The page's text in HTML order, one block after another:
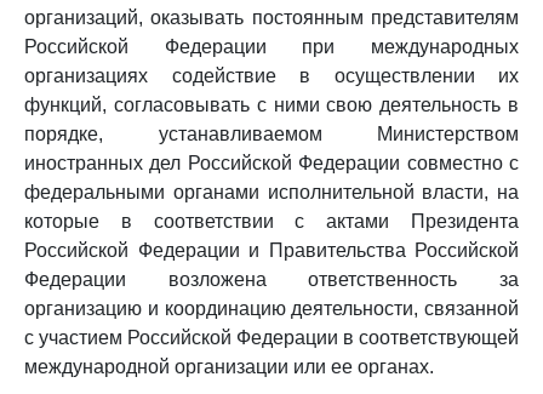
организаций, оказывать постоянным представителям
Российской Федерации при международных
организациях содействие в осуществлении их
функций, согласовывать с ними свою деятельность в
порядке, устанавливаемом Министерством
иностранных дел Российской Федерации совместно с
федеральными органами исполнительной власти, на
которые в соответствии с актами Президента
Российской Федерации и Правительства Российской
Федерации возложена ответственность за
организацию и координацию деятельности, связанной
с участием Российской Федерации в соответствующей
международной организации или ее органах.